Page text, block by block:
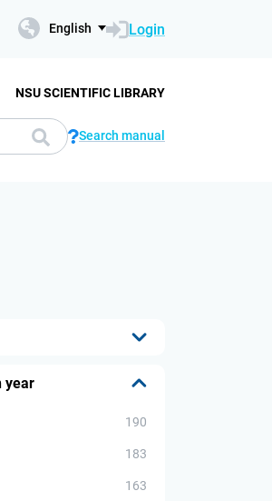
English Login
NSU SCIENTIFIC LIBRARY
Search manual
year
190
183
163